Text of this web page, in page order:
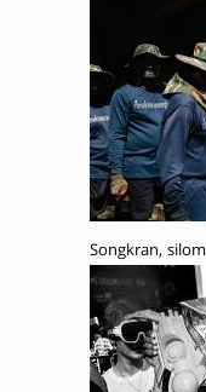
Songkran, silom